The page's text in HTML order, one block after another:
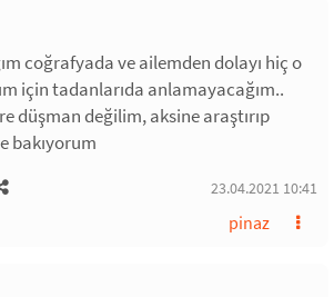
coğrafyada ve ailemden dolayı hiç o
için tadanlarıda anlamayacağım..
düşman değilim, aksine araştırıp
bakıyorum
23.04.2021 10:41
pinaz